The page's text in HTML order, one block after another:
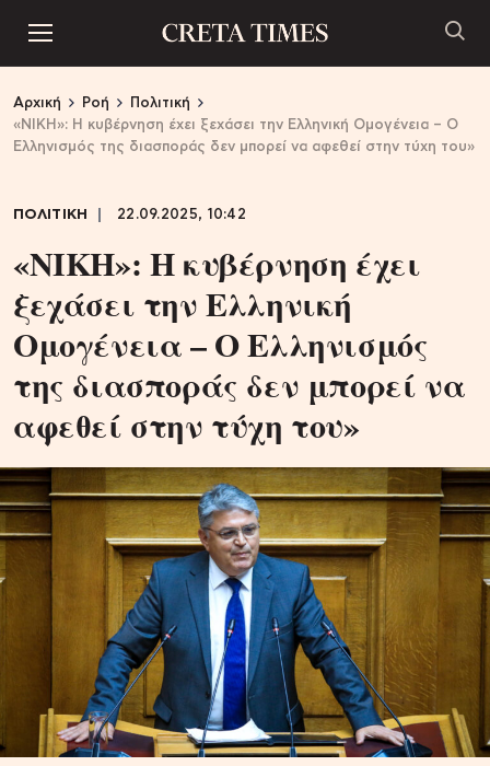
Αρχική Ροή
Πολιτική
«ΝΙΚΗ»: Η κυβέρνηση έχει ξεχάσει την Ελληνική Ομογένεια – Ο
Ελληνισμός της διασποράς δεν μπορεί να αφεθεί στην τύχη του»
ΠΟΛΙΤΙΚΗ 22.09.2025, 10:42
«ΝΙΚΗ»: Η κυβέρνηση έχει
ξεχάσει την Ελληνική
Ομογένεια – Ο Ελληνισμός
της διασποράς δεν μπορεί να
αφεθεί στην τύχη του»